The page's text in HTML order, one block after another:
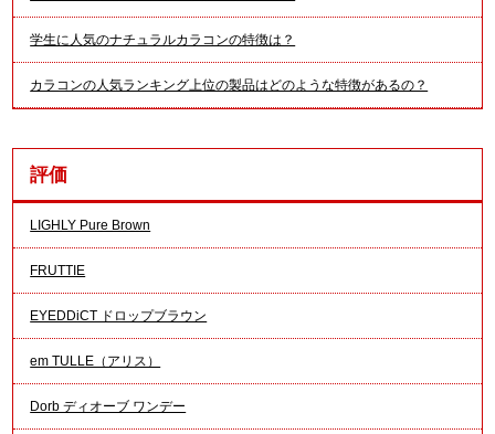
学生に人気のナチュラルカラコンの特徴は？
カラコンの人気ランキング上位の製品はどのような特徴があるの？
評価
LIGHLY Pure Brown
FRUTTIE
EYEDDiCT ドロップブラウン
em TULLE（アリス）
Dorb ディオーブ ワンデー